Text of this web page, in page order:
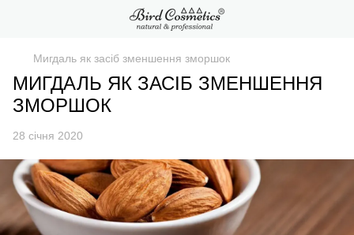
Мигдаль як засіб зменшення зморшок
МИГДАЛЬ ЯК ЗАСІБ ЗМЕНШЕННЯ
ЗМОРШОК
28 січня 2020